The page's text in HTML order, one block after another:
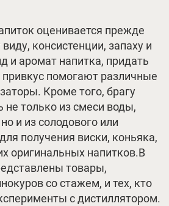
оценивается прежде
консистенции, запаху и
и аромат напитка, придать
помогают различные
Кроме того, брагу
не только из смеси воды,
и из солодового или
получения виски, коньяка,
оригинальных напитков.В
товары,
со стажем, и тех, кто
с дистиллятором.